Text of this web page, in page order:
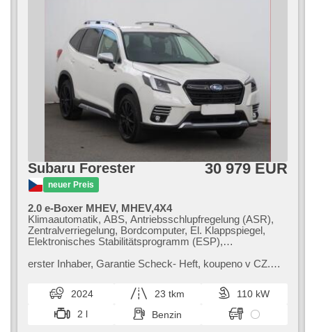
Subaru Forester
neuer Preis
30 979 EUR
2.0 e-Boxer MHEV, MHEV,4X4
Klimaautomatik, ABS, Antriebsschlupfregelung (ASR),
Zentralverriegelung, Bordcomputer, El. Klappspiegel,
Elektronisches Stabilitätsprogramm (ESP),
Scheibenwischersensor, starten per Taste,
Sitze, beheizte Lenkrad, Uhr Spur, Parkassistent,
Servolenkung, El. Seitenscheiben, Dachträger, Autoradio,
Automatikgetriebe, Antrieb 4x4
erster Inhaber,​ Garantie Scheck​- Heft,​ koupeno v CZ.
prostoru a moderní výb...
2024 23 tkm
110 kW
2 l
Benzin